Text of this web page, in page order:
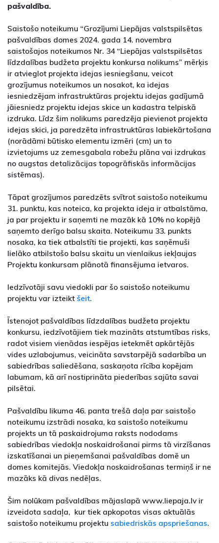
pašvaldība.
Saistošo noteikumu “Grozījumi Liepājas valstspilsētas
pašvaldības domes 2024. gada 14. novembra
saistošajos noteikumos Nr. 34 “Liepājas valstspilsētas
līdzdalības budžeta projektu konkursa nolikums” mērķis
ir atvieglot projekta idejas iesniegšanu, veicot
grozījumus noteikumos un nosakot, ka idejas
iesniedzējam infrastruktūras projektu idejas gadījumā
jāiesniedz projektu idejas skice un kadastra telpiskā
izdruka. Līdz šim nolikums paredzēja pievienot projekta
idejas skici, ja paredzēta infrastruktūras labiekārtošana
(norādāmi būtisko elementu izmēri (cm) un to
izvietojums uz zemesgabala robežu plāna vai izdrukas
no augstas detalizācijas topogrāfiskās informācijas
sistēmas).
Tāpat grozījumos paredzēts svītrot saistošo noteikumu
31. punktu, kas noteica, ka projekta ideja ir atbalstāma,
ja par projektu ir saņemti ne mazāk kā 10% no kopējā
saņemto derīgo balsu skaita. Noteikumu 33. punkts
nosaka, ka tiek atbalstīti tie projekti, kas saņēmuši
lielāko atbilstošo balsu skaitu un vienlaikus iekļaujas
Projektu konkursam plānotā finansējuma ietvaros.
Iedzīvotāji savu viedokli par šo saistošo noteikumu
projektu var izteikt šeit.
Īstenojot pašvaldības līdzdalības budžeta projektu
konkursu, iedzīvotājiem tiek mazināts atstumtības risks,
radot visiem vienādas iespējas ietekmēt apkārtējās
vides uzlabojumus, veicināta savstarpējā sadarbība un
sabiedrības saliedēšana, saskaņota rīcība kopējam
labumam, kā arī nostiprināta piederības sajūta savai
pilsētai.
Pašvaldību likuma 46. panta trešā daļa par saistošo
noteikumu izstrādi nosaka, ka saistošo noteikumu
projekts un tā paskaidrojuma raksts nododams
sabiedrības viedokļa noskaidrošanai pirms tā virzīšanas
izskatīšanai un pieņemšanai pašvaldības domē un
domes komitejās. Viedokļa noskaidrošanas termiņš ir ne
mazāks kā divas nedēļas.
Šim nolūkam pašvaldības mājaslapā www.liepaja.lv ir
izveidota sadaļa, kur tiek apkopotas visas aktuālās
saistošo noteikumu projektu sabiedriskās apspriešanas.